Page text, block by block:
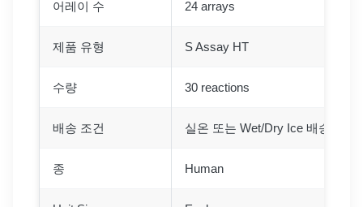
어레이 수 24 arrays
제품 유형 S Assay HT
수량 30 reactions
배송 조건 실온 또는 Wet/Dry Ice 배송 가능
종 Human